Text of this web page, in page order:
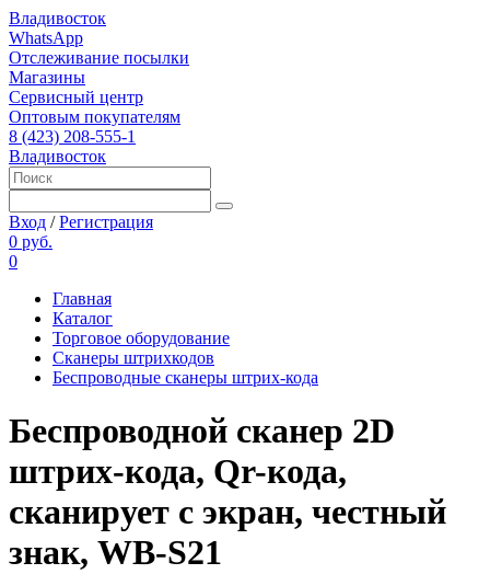
Владивосток
WhatsApp
Отслеживание посылки
Магазины
Сервисный центр
Оптовым покупателям
8 (423) 208-555-1
Владивосток
Вход /Регистрация
0 руб.
0
Главная
Каталог
Торговое оборудование
Сканеры штрихкодов
Беспроводные сканеры штрих-кода
Беспроводной сканер 2D
штрих-кода, Qr-кода,
сканирует с экран, честный
знак, WB-S21